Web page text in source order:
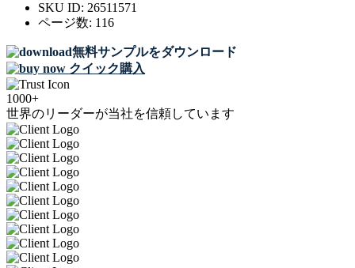
SKU ID: 26511571
ページ数: 116
無料サンプルをダウンロード
クイック購入
1000+
世界のリーダーが当社を信頼しています